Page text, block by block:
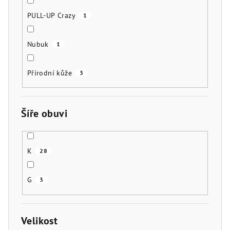
PULL-UP Crazy 1
Nubuk 1
Přírodní kůže 3
Šíře obuvi
K 28
G 3
Velikost